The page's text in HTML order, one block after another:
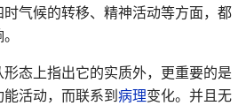
气候的转移、精神活动等方面，都
形态上指出它的实质外，更重要的是
活动，而联系到病理变化。并且无